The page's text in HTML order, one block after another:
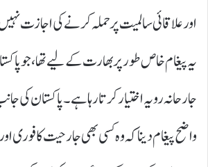
اور علاقائی سالمیت پر حملہ کرنے کی اجازت
یہ پیغام خاص طور پر بھارت کے لیے تھا، جو
جارحانہ رویہ اختیار کرتا رہا ہے۔ پاکستان کی
واضح پیغام دینا کہ وہ کسی بھی جارحیت کا